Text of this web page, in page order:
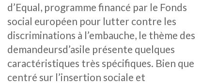
d’Equal, programme financé par le Fonds
social européen pour lutter contre les
discriminations à l’embauche, le thème des
demandeursd’asile présente quelques
caractéristiques très spécifiques. Bien que
centré sur l’insertion sociale et